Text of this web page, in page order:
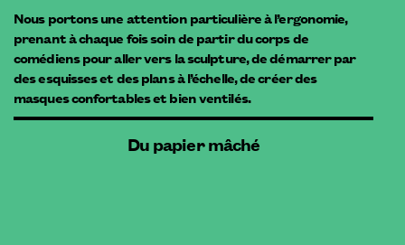
Nous portons une attention particulière à l’ergonomie,
prenant à chaque fois soin de partir du corps de
comédiens pour aller vers la sculpture, de démarrer par
des esquisses et des plans à l’échelle, de créer des
masques confortables et bien ventilés.
Du papier mâché